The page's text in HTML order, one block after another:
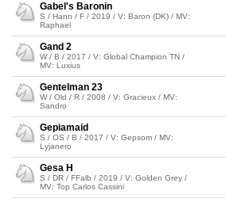
Gabel's Baronin
S / Hann / F / 2019 / V: Baron (DK) / MV:
Raphael
Gand 2
W / B / 2017 / V: Global Champion TN /
MV: Luxius
Gentelman 23
W / Old / R / 2008 / V: Gracieux / MV:
Sandro
Gepiamaid
S / OS / B / 2017 / V: Gepsom / MV:
Lyjanero
Gesa H
S / DR / FFalb / 2019 / V: Golden Grey /
MV: Top Carlos Cassini